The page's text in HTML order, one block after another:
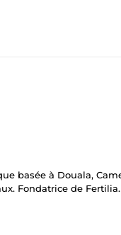
basée à Douala,
Fondatrice de Fertilia.